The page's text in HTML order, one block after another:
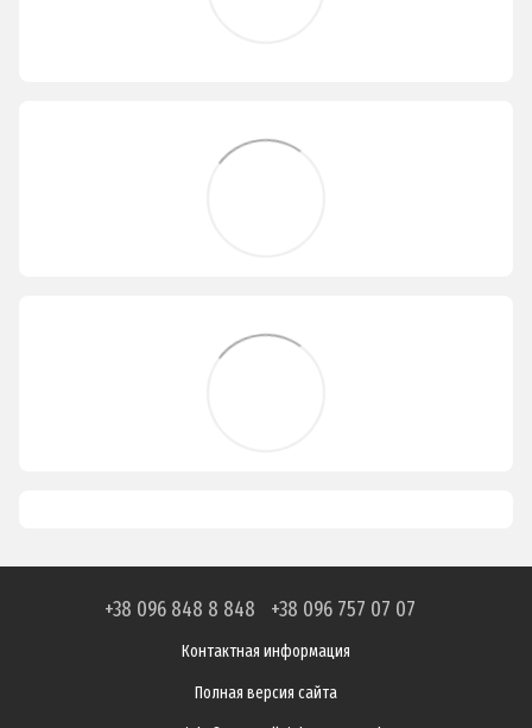
+38 096 848 8 848 +38 096 757 07 07
Контактная информация
Полная версия сайта